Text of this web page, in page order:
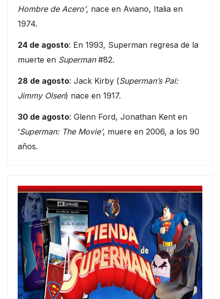
Hombre de Acero’, nace en Aviano, Italia en
1974.
24 de agosto: En 1993, Superman regresa de la
muerte en Superman#82.
28 de agosto: Jack Kirby (Superman’s Pal:
Jimmy Olsen) nace en 1917.
30 de agosto: Glenn Ford, Jonathan Kent en
‘Superman: The Movie’, muere en 2006, a los 90
años.